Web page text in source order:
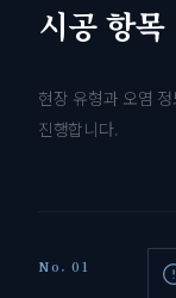
시공 항목
현장 유형과 오염
진행합니다.
No. 01